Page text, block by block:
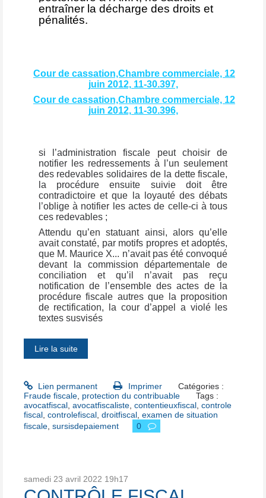
entraîner la décharge des droits et
pénalités.
Cour de cassation,Chambre commerciale, 12
juin 2012, 11-30.397,
Cour de cassation,Chambre commerciale, 12
juin 2012, 11-30.396,
si l’administration fiscale peut choisir de
notifier les redressements à l’un seulement
des redevables solidaires de la dette fiscale,
la procédure ensuite suivie doit être
contradictoire et que la loyauté des débats
l’oblige à notifier les actes de celle-ci à tous
ces redevables ;
Attendu qu’en statuant ainsi, alors qu’elle
avait constaté, par motifs propres et adoptés,
que M. Maurice X... n’avait pas été convoqué
devant la commission départementale de
conciliation et qu’il n’avait pas reçu
notification de l’ensemble des actes de la
procédure fiscale autres que la proposition
de rectification, la cour d’appel a violé les
textes susvisés
Lire la suite
Lien permanent Imprimer
Catégories :
Fraude fiscale protection du contribuable
Tags :
avocatfiscal avocatfiscaliste contentieuxfiscal controle
fiscal controlefiscal droitfiscal examen de situation
fiscale sursisdepaiement 0
samedi 23 avril 2022 19h17